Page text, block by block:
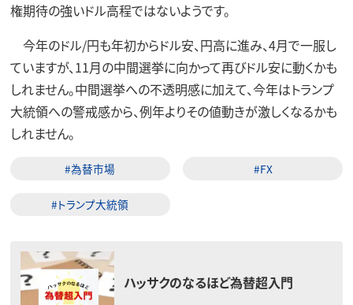
権期待の強いドル高程ではないようです。
今年のドル/円も年初からドル安、円高に進み、4月で一服し
ていますが、11月の中間選挙に向かって再びドル安に動くかも
しれません。中間選挙への不透明感に加えて、今年はトランプ
大統領への警戒感から、例年よりその値動きが激しくなるかも
しれません。
#為替市場 #FX
#トランプ大統領
ハッサクのなるほど為替超入門